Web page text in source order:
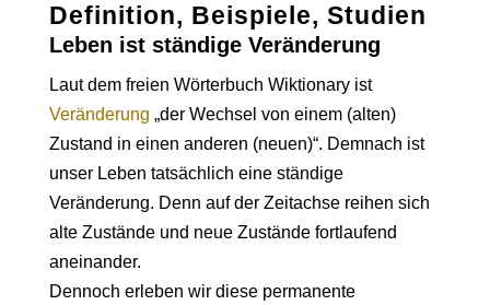
Definition, Beispiele, Studien
Leben ist ständige Veränderung
Laut dem freien Wörterbuch Wiktionary ist
Veränderung „der Wechsel von einem (alten)
Zustand in einen anderen (neuen)“. Demnach ist
unser Leben tatsächlich eine ständige
Veränderung. Denn auf der Zeitachse reihen sich
alte Zustände und neue Zustände fortlaufend
aneinander.
Dennoch erleben wir diese permanente